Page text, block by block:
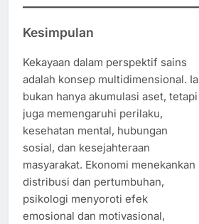
Kesimpulan
Kekayaan dalam perspektif sains
adalah konsep multidimensional. Ia
bukan hanya akumulasi aset, tetapi
juga memengaruhi perilaku,
kesehatan mental, hubungan
sosial, dan kesejahteraan
masyarakat. Ekonomi menekankan
distribusi dan pertumbuhan,
psikologi menyoroti efek
emosional dan motivasional,